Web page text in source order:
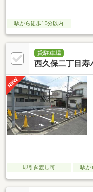
駅から徒歩10分以内
貸駐車場
西久保二丁目寿
即引き渡し可 駅か